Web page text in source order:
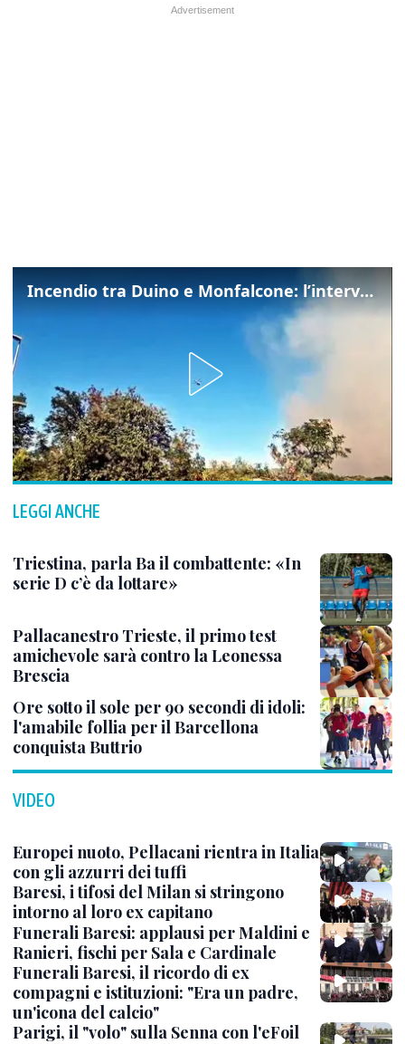
Incendio tra Duino e Monfalcone: l’intervento dei vigili del fuoco
LEGGI ANCHE
Triestina, parla Ba il combattente: «In
serie D c’è da lottare»
Pallacanestro Trieste, il primo test
amichevole sarà contro la Leonessa
Brescia
Ore sotto il sole per 90 secondi di idoli:
l'amabile follia per il Barcellona
conquista Buttrio
VIDEO
Europei nuoto, Pellacani rientra in Italia
con gli azzurri dei tuffi
Baresi, i tifosi del Milan si stringono
intorno al loro ex capitano
Funerali Baresi: applausi per Maldini e
Ranieri, fischi per Sala e Cardinale
Funerali Baresi, il ricordo di ex
compagni e istituzioni: "Era un padre,
un'icona del calcio"
Parigi, il "volo" sulla Senna con l'eFoil